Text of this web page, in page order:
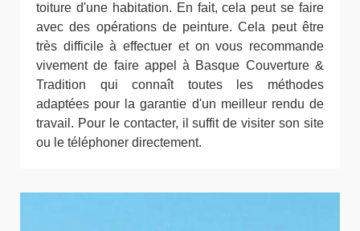
toiture d'une habitation. En fait, cela peut se faire
avec des opérations de peinture. Cela peut être
très difficile à effectuer et on vous recommande
vivement de faire appel à Basque Couverture &
Tradition qui connaît toutes les méthodes
adaptées pour la garantie d'un meilleur rendu de
travail. Pour le contacter, il suffit de visiter son site
ou le téléphoner directement.